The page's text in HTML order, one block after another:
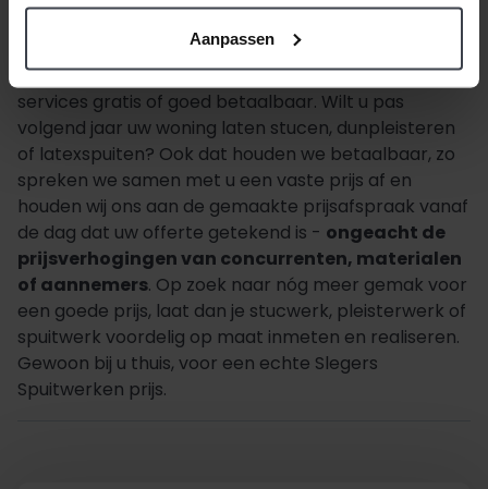
Aanpassen
Beste klant, wanneer alles duurder wordt,
wij de prijzen laag.Daarom zijn al onze extra
services gratis of goed betaalbaar. Wilt u pas
volgend jaar uw woning laten stucen, dunpleisteren
of latexspuiten? Ook dat houden we betaalbaar, zo
spreken we samen met u een vaste prijs af en
houden wij ons aan de gemaakte prijsafspraak vanaf
de dag dat uw offerte getekend is - ongeacht de
prijsverhogingen van concurrenten, materialen
of aannemers. Op zoek naar nóg meer gemak voor
een goede prijs, laat dan je stucwerk, pleisterwerk of
spuitwerk voordelig op maat inmeten en realiseren.
Gewoon bij u thuis, voor een echte Slegers
Spuitwerken prijs.